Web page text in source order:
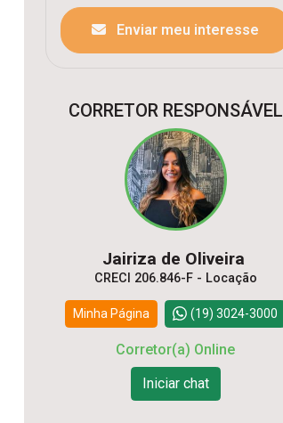
Enviar meu interesse
CORRETOR RESPONSÁVEL
Jairiza de Oliveira
CRECI 206.846-F - Locação
Minha Página (19) 3024-3000
Corretor(a) Online
Iniciar chat